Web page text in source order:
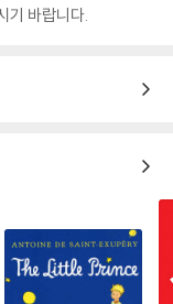
기 바랍니다.